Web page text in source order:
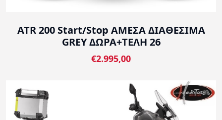
ATR 200 Start/Stop ΑΜΕΣΑ ΔΙΑΘΕΣΙΜΑ
GREY ΔΩΡΑ+ΤΕΛΗ 26
€2.995,00